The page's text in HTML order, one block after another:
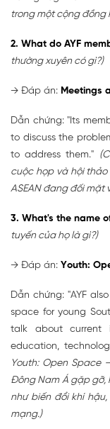
trong một cộng đồng
2. What do AYF
thường xuyên có gì?)
→ Đáp án: Meetings
Dẫn chứng: "Its
to discuss the
to address them."
cuộc họp và hội
ASEAN đang đối mặt
3. What's the name
tuyến của họ là gì?)
→ Đáp án: Youth:
Dẫn chứng: "AYF
space for young
talk about current
education,
Youth: Open Space
Đông Nam Á gặp gỡ,
như biến đổi khí
mạng.)